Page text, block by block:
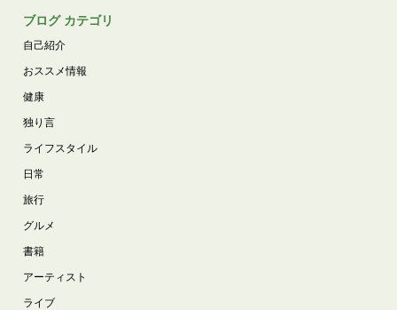
ブログ カテゴリ
自己紹介
おススメ情報
健康
独り言
ライフスタイル
日常
旅行
グルメ
書籍
アーティスト
ライブ